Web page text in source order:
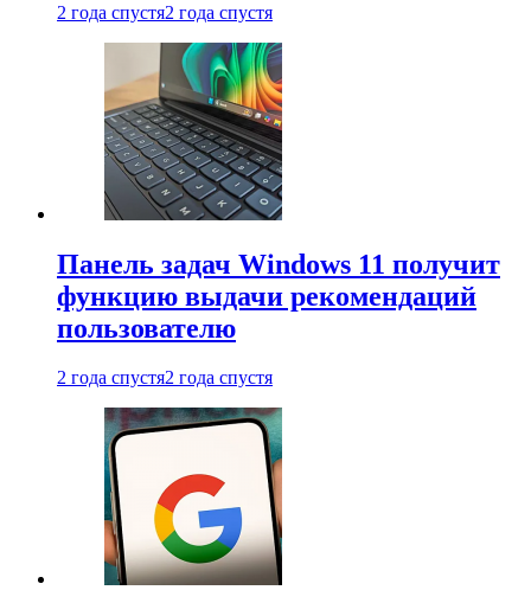
2 года спустя2 года спустя
Панель задач Windows 11 получит
функцию выдачи рекомендаций
пользователю
2 года спустя2 года спустя